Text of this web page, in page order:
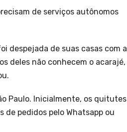
de serviços autônomos
despejada de suas casas com a
deles não conhecem o acarajé,
Paulo. Inicialmente, os quitutes
de pedidos pelo Whatsapp ou